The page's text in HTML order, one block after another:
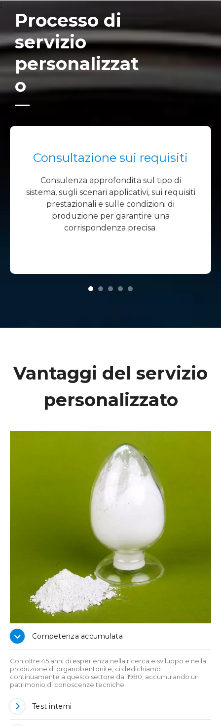
;
Processo di
servizio
personalizzat
o
Consultazione sui requisiti
Consulenza approfondita sul tipo di
sistema, sugli scenari applicativi, sui requisiti
prestazionali e sulle condizioni di
produzione per garantire una
corrispondenza precisa.
Vantaggi del servizio
personalizzato
Competenza accumulata
Con oltre 45 anni di esperienza nella ricerca e sviluppo e nella
produzione di organobentonite, ci dedichiamo
continuamente a questo settore dal 1980, accumulando un
patrimonio di conoscenze tecniche.
Test interni